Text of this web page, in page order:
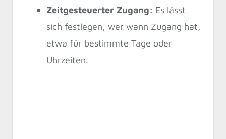
Zeitgesteuerter Zugang: Es lässt
sich festlegen, wer wann Zugang hat,
etwa für bestimmte Tage oder
Uhrzeiten.